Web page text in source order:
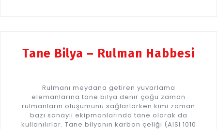
Tane Bilya – Rulman Habbesi
Rulmanı meydana getiren yuvarlama
elemanlarına tane bilya denir çoğu zaman
rulmanların oluşumunu sağlarlarken kimi zaman
bazı sanayii ekipmanlarında tane olarak da
kullanılırlar. Tane bilyanın karbon çeliği (AISI 1010